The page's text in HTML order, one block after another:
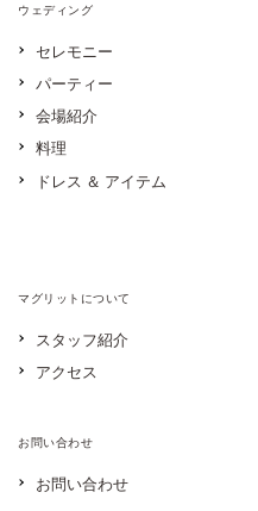
ウェディング
セレモニー
パーティー
会場紹介
料理
ドレス ＆ アイテム
マグリットについて
スタッフ紹介
アクセス
お問い合わせ
お問い合わせ